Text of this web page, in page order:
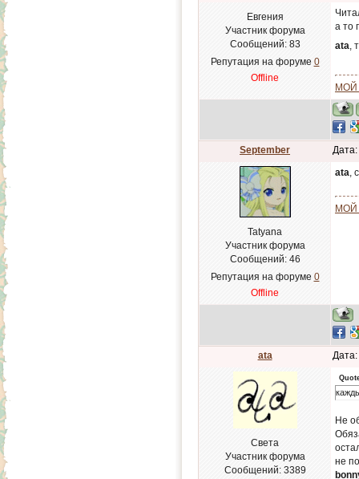
Евгения
Участник форума
Сообщений: 83
Репутация на форуме 0
Offline
а то
ata ,
МОЙ
September
Tatyana
Участник форума
Сообщений: 46
Репутация на форуме 0
Offline
ata,
МОЙ
ata
Света
Участник форума
Сообщений: 3389
Не
не